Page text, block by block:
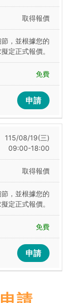
取得報價
，並根據您的
定正式報價。
免費
申請
115/08/19(三)
09:00-18:00
取得報價
，並根據您的
定正式報價。
免費
申請